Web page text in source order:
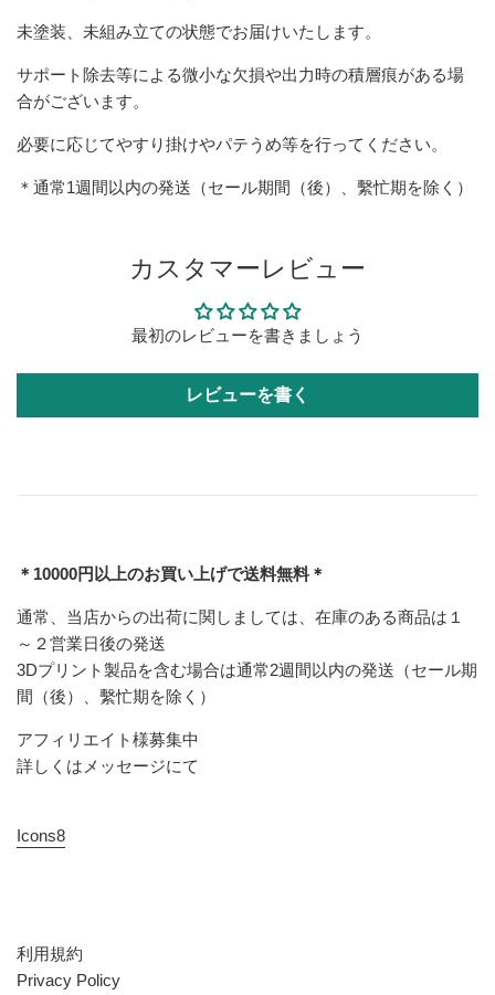
未塗装、未組み立ての状態でお届けいたします。
サポート除去等による微小な欠損や出力時の積層痕がある場
合がございます。
必要に応じてやすり掛けやパテうめ等を行ってください。
＊通常1週間以内の発送（セール期間（後）、繫忙期を除く）
カスタマーレビュー
最初のレビューを書きましょう
レビューを書く
＊10000円以上のお買い上げで送料無料＊
通常、当店からの出荷に関しましては、在庫のある商品は１
～２営業日後の発送
3Dプリント製品を含む場合は通常2週間以内の発送（セール期
間（後）、繫忙期を除く）
アフィリエイト様募集中
詳しくはメッセージにて
Icons8
利用規約
Privacy Policy